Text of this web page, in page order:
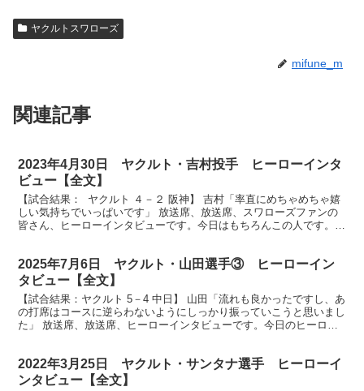
ヤクルトスワローズ
mifune_m
関連記事
2023年4月30日 ヤクルト・吉村投手 ヒーローインタ
ビュー【全文】
【試合結果： ヤクルト ４－２ 阪神】 吉村「率直にめちゃめちゃ嬉
しい気持ちでいっぱいです」 放送席、放送席、スワローズファンの
皆さん、ヒーローインタビューです。今日はもちろんこの人です。プ
2025年7月6日 ヤクルト・山田選手③ ヒーローイン
タビュー【全文】
【試合結果：ヤクルト 5－4 中日】 山田「流れも良かったですし、あ
の打席はコースに逆らわないようにしっかり振っていこうと思いまし
た」 放送席、放送席、ヒーローインタビューです。今日のヒーロー
2022年3月25日 ヤクルト・サンタナ選手 ヒーローイ
ンタビュー【全文】